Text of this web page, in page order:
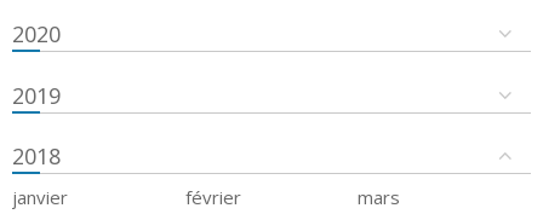
2020
2019
2018
janvier février
mars